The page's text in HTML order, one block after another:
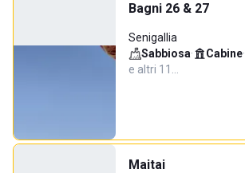
Bagni 26 & 27
Senigallia
Sabbiosa· Cabine·
e altri 11…
Maitai